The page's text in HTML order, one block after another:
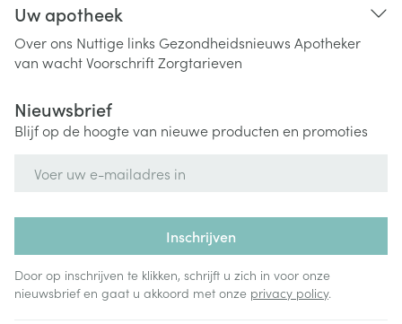
Uw apotheek
Over ons Nuttige links Gezondheidsnieuws Apotheker
van wachtVoorschriftZorgtarieven
Nieuwsbrief
Blijf op de hoogte van nieuwe producten en promoties
Inschrijven
Door op inschrijven te klikken, schrijft u zich in voor onze
nieuwsbrief en gaat u akkoord met onze privacy policy.